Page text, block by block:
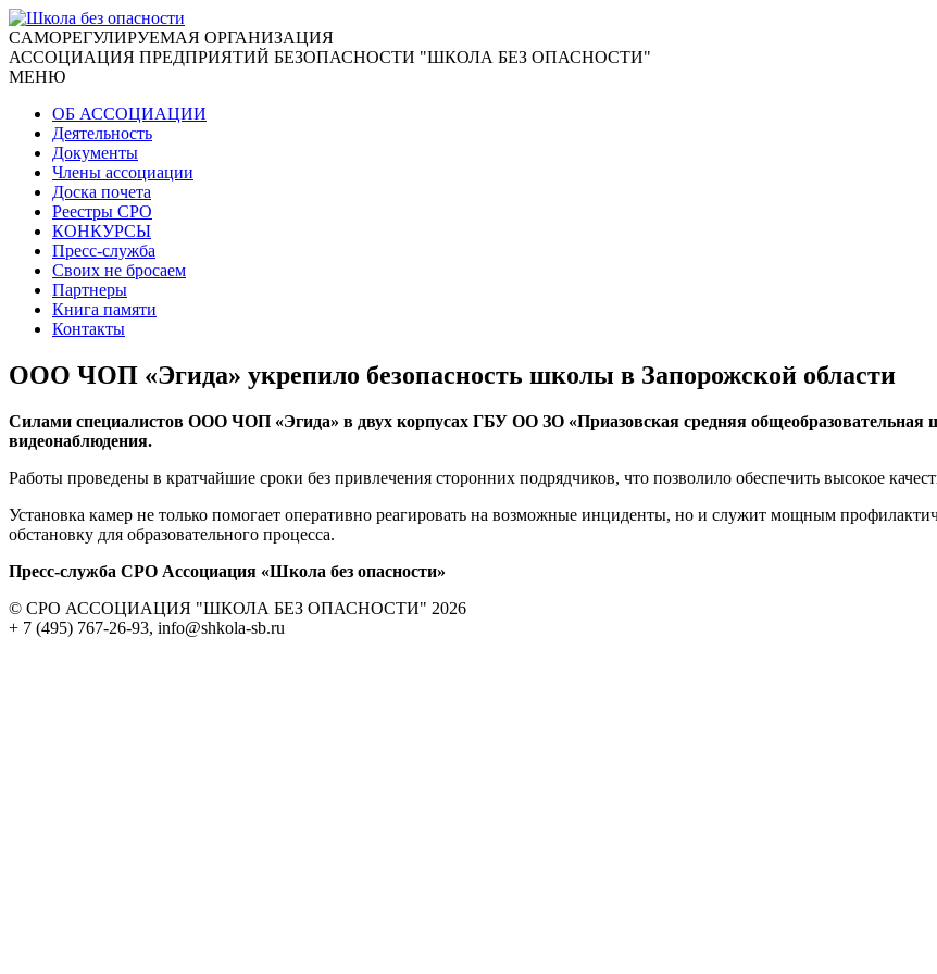
CАМОРЕГУЛИРУЕМАЯ ОРГАНИЗАЦИЯ
АССОЦИАЦИЯ ПРЕДПРИЯТИЙ БЕЗОПАСНОСТИ "ШКОЛА БЕЗ ОПАСНОСТИ"
МЕНЮ
ОБ АССОЦИАЦИИ
Деятельность
Документы
Члены ассоциации
Доска почета
Реестры СРО
КОНКУРСЫ
Пресс-служба
Своих не бросаем
Партнеры
Книга памяти
Контакты
ООО ЧОП «Эгида» укрепило безопасность школы в Запорожской области
Силами специалистов ООО ЧОП «Эгида» в двух корпусах ГБУ ОО ЗО «Приазовская средняя общеобразовательная
видеонаблюдения.
Работы проведены в кратчайшие сроки без привлечения сторонних подрядчиков, что позволило обеспечить высокое
Установка камер не только помогает оперативно реагировать на возможные инциденты, но и служит мощным
обстановку для образовательного процесса.
Пресс-служба СРО Ассоциация «Школа без опасности»
© СРО АССОЦИАЦИЯ "ШКОЛА БЕЗ ОПАСНОСТИ" 2026
+ 7 (495) 767-26-93, info@shkola-sb.ru